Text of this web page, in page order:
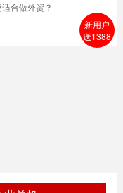
合做外贸？
新用户
送1388